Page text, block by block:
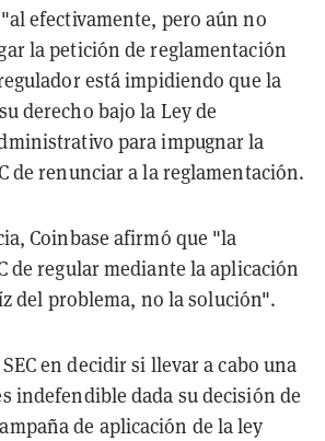
efectivamente, pero aún no
la petición de reglamentación
está impidiendo que la
derecho bajo la Ley de
para impugnar la
de renunciar a la reglamentación.
Coinbase afirmó que "la
de regular mediante la aplicación
del problema, no la solución".
en decidir si llevar a cabo una
indefendible dada su decisión de
de aplicación de la ley